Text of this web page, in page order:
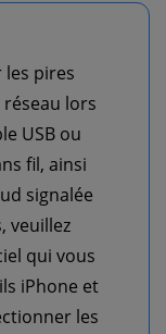
pires
lors
USB ou
fil, ainsi
signalée
veuillez
qui vous
iPhone et
les